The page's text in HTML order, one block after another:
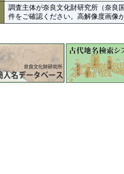
調査主体が奈良文化財研究所（奈良
件をご確認ください。高解像度画像